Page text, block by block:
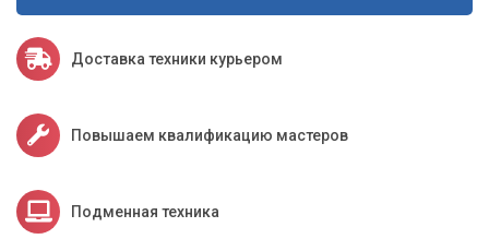
Доставка техники курьером
Повышаем квалификацию мастеров
Подменная техника